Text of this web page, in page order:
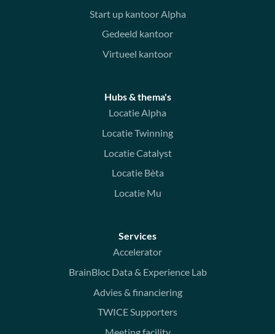
Start up kantoor Alpha
Gedeeld kantoor
Virtueel kantoor
Hubs & thema's
Locatie Alpha
Locatie Twinning
Locatie Catalyst
Locatie Bèta
Locatie Mu
Services
Accelerator
BrainBloc Data & Experience Lab
Advies & financiering
TWICE Supporters